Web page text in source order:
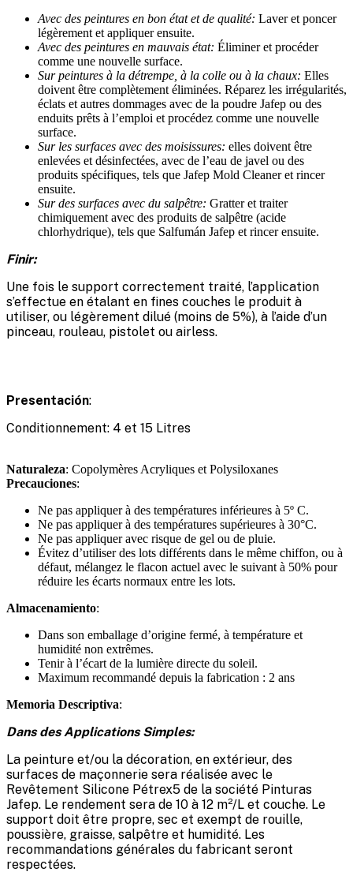
Avec des peintures en bon état et de qualité: Laver et poncer
légèrement et appliquer ensuite.
Avec des peintures en mauvais état: Éliminer et procéder
comme une nouvelle surface.
Sur peintures à la détrempe, à la colle ou à la chaux: Elles
doivent être complètement éliminées. Réparez les irrégularités,
éclats et autres dommages avec de la poudre Jafep ou des
enduits prêts à l’emploi et procédez comme une nouvelle
surface.
Sur les surfaces avec des moisissures: elles doivent être
enlevées et désinfectées, avec de l’eau de javel ou des
produits spécifiques, tels que Jafep Mold Cleaner et rincer
ensuite.
Sur des surfaces avec du salpêtre: Gratter et traiter
chimiquement avec des produits de salpêtre (acide
chlorhydrique), tels que Salfumán Jafep et rincer ensuite.
Finir:
Une fois le support correctement traité, l’application
s’effectue en étalant en fines couches le produit à
utiliser, ou légèrement dilué (moins de 5%), à l’aide d’un
pinceau, rouleau, pistolet ou airless.
Presentación:
Conditionnement: 4 et 15 Litres
Naturaleza: Copolymères Acryliques et Polysiloxanes
Precauciones:
Ne pas appliquer à des températures inférieures à 5º C.
Ne pas appliquer à des températures supérieures à 30°C.
Ne pas appliquer avec risque de gel ou de pluie.
Évitez d’utiliser des lots différents dans le même chiffon, ou à
défaut, mélangez le flacon actuel avec le suivant à 50% pour
réduire les écarts normaux entre les lots.
Almacenamiento:
Dans son emballage d’origine fermé, à température et
humidité non extrêmes.
Tenir à l’écart de la lumière directe du soleil.
Maximum recommandé depuis la fabrication : 2 ans
Memoria Descriptiva:
Dans des Applications Simples:
La peinture et/ou la décoration, en extérieur, des
surfaces de maçonnerie sera réalisée avec le
Revêtement Silicone Pétrex5 de la société Pinturas
Jafep. Le rendement sera de 10 à 12 m²/L et couche. Le
support doit être propre, sec et exempt de rouille,
poussière, graisse, salpêtre et humidité. Les
recommandations générales du fabricant seront
respectées.